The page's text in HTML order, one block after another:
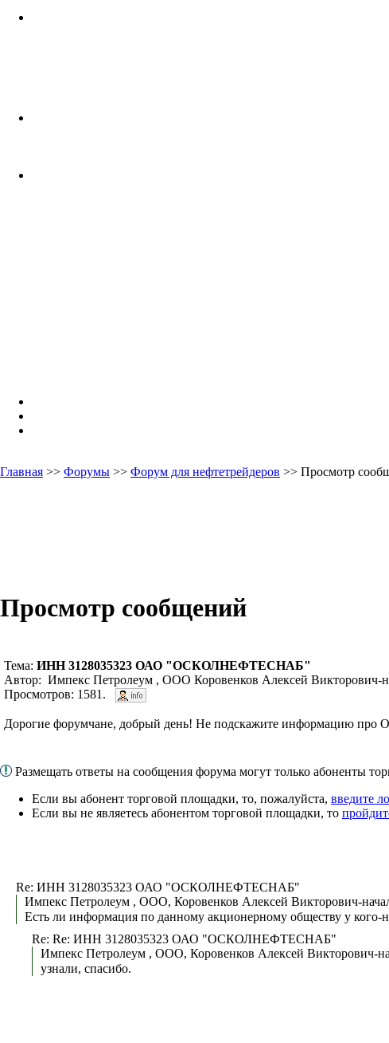
Главная >> Форумы >> Форум для нефтетрейдеров >> Просмотр
Просмотр сообщений
Тема: ИНН 3128035323 ОАО "ОСКОЛНЕФТЕСНАБ"
Автор: Импекс Петролеум , ООО Коровенков Алексей Викторович-
Просмотров: 1581.
Дорогие форумчане, добрый день! Не подскажите информацию про
Размещать ответы на сообщения форума могут только абоненты
Если вы абонент торговой площадки, то, пожалуйста, введите
Если вы не являетесь абонентом торговой площадки, то
Re: ИНН 3128035323 ОАО "ОСКОЛНЕФТЕСНАБ"
Импекс Петролеум , ООО, Коровенков Алексей Викторович-
Есть ли информация по данному акционерному обществу у кого-
Re: Re: ИНН 3128035323 ОАО "ОСКОЛНЕФТЕСНАБ"
Импекс Петролеум , ООО, Коровенков Алексей Викторович-
узнали, спасибо.